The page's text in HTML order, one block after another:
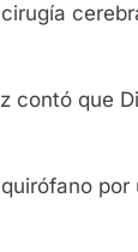
contó que